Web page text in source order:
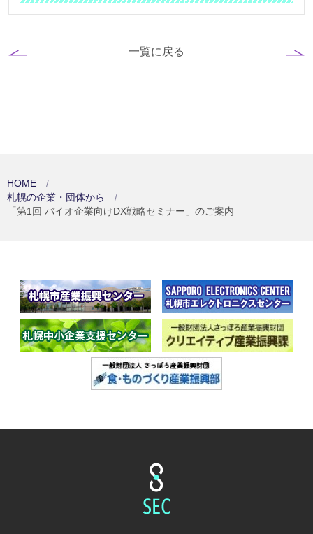
一覧に戻る
HOME
札幌の企業・団体から
「第1回 バイオ企業向けDX戦略セミナー」のご案内